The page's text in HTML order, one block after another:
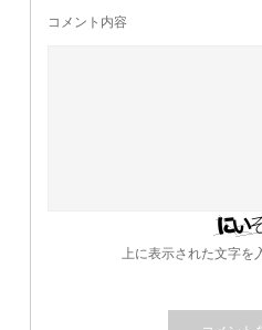
コメント内容
上に表示された文字を